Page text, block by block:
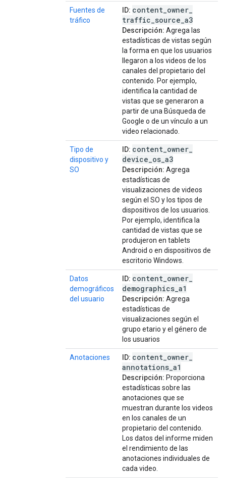
Fuentes de
tráfico
ID: content owner
traffic source a3
Descripción: Agrega las
estadísticas de vistas según
la forma en que los usuarios
llegaron a los videos de los
canales del propietario del
contenido. Por ejemplo,
identifica la cantidad de
vistas que se generaron a
partir de una Búsqueda de
Google o de un vínculo a un
video relacionado.
Tipo de
dispositivo y
SO
ID: content owner
device os a3
Descripción: Agrega
estadísticas de
visualizaciones de videos
según el SO y los tipos de
dispositivos de los usuarios.
Por ejemplo, identifica la
cantidad de vistas que se
produjeron en tablets
Android o en dispositivos de
escritorio Windows.
Datos
demográficos
del usuario
ID: content owner
demographics a1
Descripción: Agrega
estadísticas de
visualizaciones según el
grupo etario y el género de
los usuarios
Anotaciones ID: content owner
annotations a1
Descripción: Proporciona
estadísticas sobre las
anotaciones que se
muestran durante los videos
en los canales de un
propietario del contenido.
Los datos del informe miden
el rendimiento de las
anotaciones individuales de
cada video.